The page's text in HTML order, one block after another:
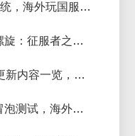
《希望OL》上线变异宠物系统，海外玩国服《希望OL》加速器推荐
《天堂 Remastered》无限螺旋：征服者之塔副本好玩吗，玩天堂韩服用什么加速器
永恒之塔2S4赛季杀生之地更新内容一览，玩永恒之塔2用什么加速器好？
网易《山海奇旅》7月24日冒泡测试，海外玩国服《山海奇旅》那个加速器延迟低